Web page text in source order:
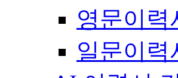
영문이력
일문이력